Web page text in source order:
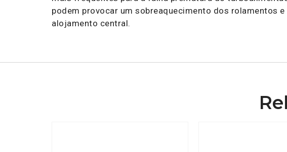
podem provocar um sobreaquecimento dos rolamentos e
alojamento central.